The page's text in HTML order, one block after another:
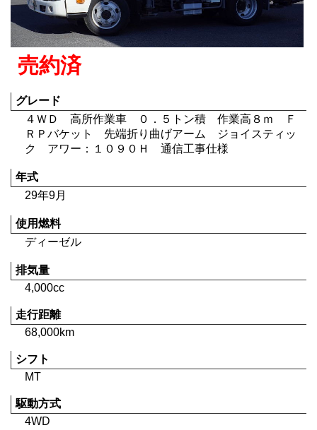
売約済
グレード
４ＷＤ 高所作業車 ０．５トン積 作業高８ｍ Ｆ
ＲＰバケット 先端折り曲げアーム ジョイスティッ
ク アワー：１０９０Ｈ 通信工事仕様
年式
29年9月
使用燃料
ディーゼル
排気量
4,000cc
走行距離
68,000km
シフト
MT
駆動方式
4WD